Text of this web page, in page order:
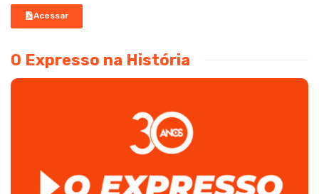
Acessar
O Expresso na História